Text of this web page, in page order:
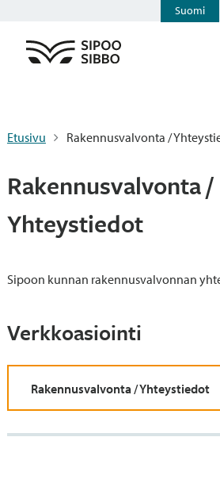
Suomi
Etusivu Rakennusvalvonta /
Rakennusvalvonta /
Yhteystiedot
Sipoon kunnan rakennusvalvonnan
Verkkoasiointi
Rakennusvalvonta / Yhteystiedot